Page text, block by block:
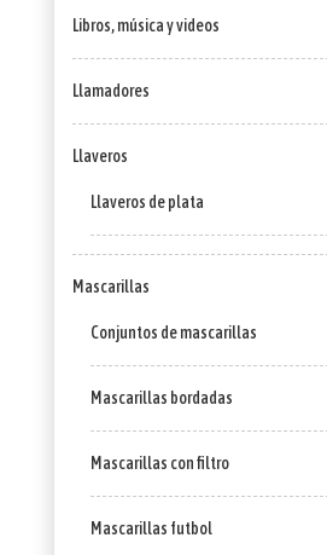
Libros, música y videos
Llamadores
Llaveros
Llaveros de plata
Mascarillas
Conjuntos de mascarillas
Mascarillas bordadas
Mascarillas con filtro
Mascarillas futbol